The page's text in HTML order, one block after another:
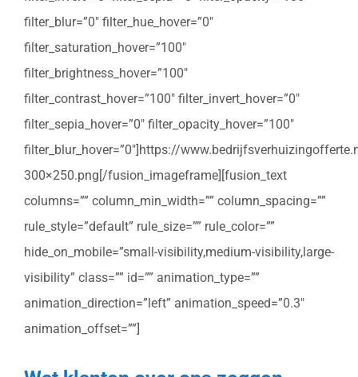
filter_blur=”0″ filter_hue_hover=”0″
filter_saturation_hover=”100″
filter_brightness_hover=”100″
filter_contrast_hover=”100″ filter_invert_hover=”0″
filter_sepia_hover=”0″ filter_opacity_hover=”100″
filter_blur_hover=”0″]https://
300×250.png[/fusion_imageframe][fusion_text
columns=”” column_min_width=”” column_spacing=””
rule_style=”default” rule_size=”” rule_color=””
hide_on_mobile=”small-visibility,medium-visibility,large-
visibility” class=”” id=”” animation_type=””
animation_direction=”left” animation_speed=”0.3″
animation_offset=””]